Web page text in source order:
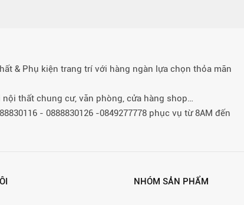
& Phụ kiện trang trí với hàng ngàn lựa chọn thỏa mãn
thất chung cư, văn phòng, cửa hàng shop…
- 0888830126 -0849277778 phục vụ từ 8AM đến
NHÓM SẢN PHẨM